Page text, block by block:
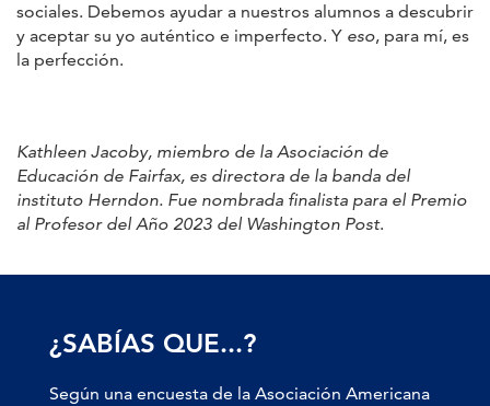
sociales. Debemos ayudar a nuestros alumnos a descubrir
y aceptar su yo auténtico e imperfecto. Y eso, para mí, es
la perfección.
Kathleen Jacoby, miembro de la Asociación de
Educación de Fairfax, es directora de la banda del
instituto Herndon. Fue nombrada finalista para el Premio
al Profesor del Año 2023 del Washington Post.
¿SABÍAS QUE...?
Según una encuesta de la Asociación Americana